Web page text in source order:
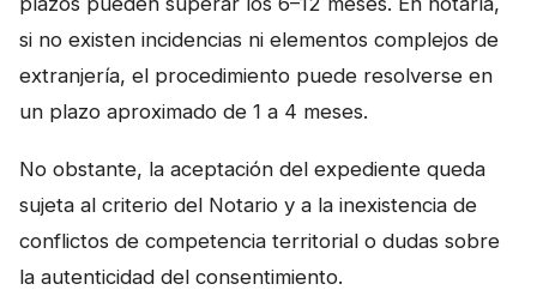
si no existen incidencias ni elementos complejos de
extranjería, el procedimiento puede resolverse en
un plazo aproximado de 1 a 4 meses.
No obstante, la aceptación del expediente queda
sujeta al criterio del Notario y a la inexistencia de
conflictos de competencia territorial o dudas sobre
la autenticidad del consentimiento.